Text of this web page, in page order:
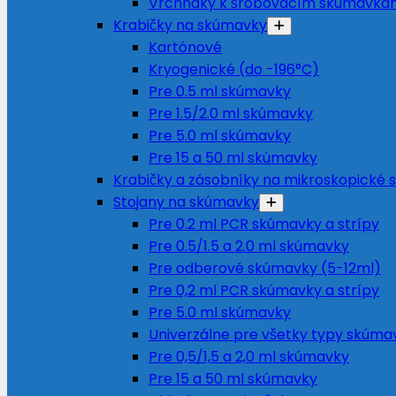
Krabičky na skúmavky
Kartónové
Kryogenické (do -196°C)
Pre 0.5 ml skúmavky
Pre 1.5/2.0 ml skúmavky
Pre 5.0 ml skúmavky
Pre 15 a 50 ml skúmavky
Krabičky a zásobníky na mikroskopické
Stojany na skúmavky
Pre 0.2 ml PCR skúmavky a strípy
Pre 0.5/1.5 a 2.0 ml skúmavky
Pre odberové skúmavky (5-12ml)
Pre 0,2 ml PCR skúmavky a strípy
Pre 5.0 ml skúmavky
Univerzálne pre všetky typy
Pre 0,5/1,5 a 2,0 ml skúmavky
Pre 15 a 50 ml skúmavky